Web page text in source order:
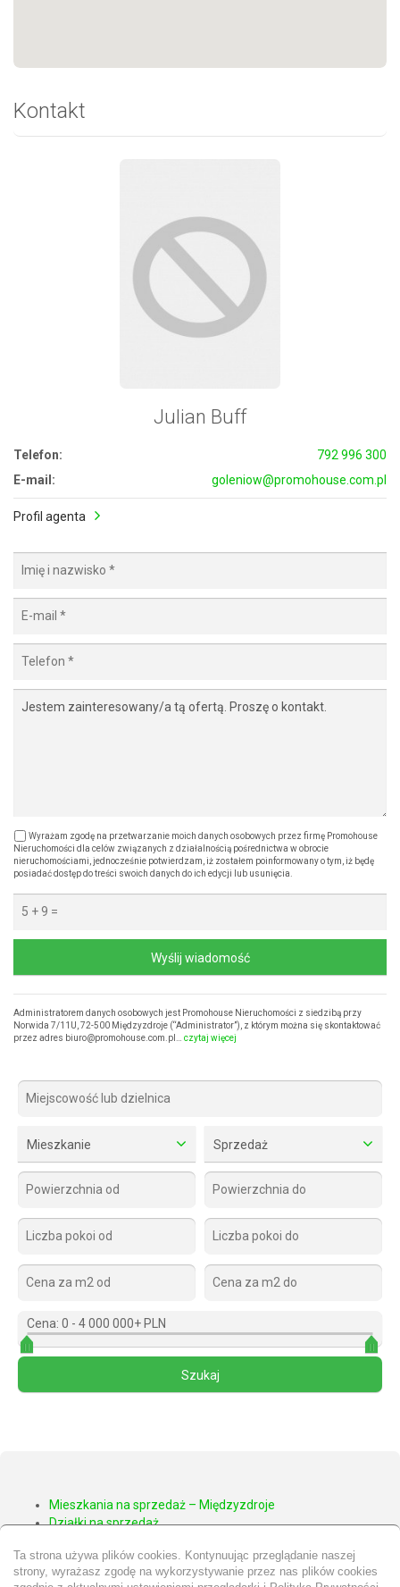
Kontakt
Julian Buff
Telefon:
792 996 300
E-mail:
goleniow@promohouse.com.pl
Profil agenta
Wyrażam zgodę na przetwarzanie moich danych osobowych przez firmę Promohouse
Nieruchomości dla celów związanych z działalnością pośrednictwa w obrocie
nieruchomościami, jednocześnie potwierdzam, iż zostałem poinformowany o tym, iż będę
posiadać dostęp do treści swoich danych do ich edycji lub usunięcia.
Wyślij wiadomość
Administratorem danych osobowych jest Promohouse Nieruchomości z siedzibą przy
Norwida 7/11U, 72-500 Międzyzdroje (“Administrator”), z którym można się skontaktować
przez adres biuro@promohouse.com.pl… czytaj więcej
Mieszkanie Sprzedaż
Cena: 0 - 4 000 000+ PLN
Mieszkania na sprzedaż – Międzyzdroje
Działki na sprzedaż
Domy na sprzedaż – Międzyzdroje
Nieruchomości Wolin
Ta strona używa plików cookies. Kontynuując przeglądanie naszej
strony, wyrażasz zgodę na wykorzystywanie przez nas plików cookies